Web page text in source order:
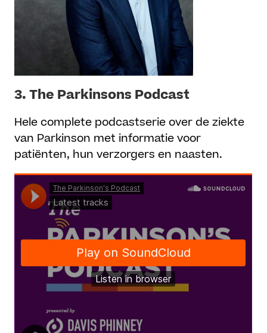
3. The Parkinsons Podcast
Hele complete podcastserie over de ziekte
van Parkinson met informatie voor
patiënten, hun verzorgers en naasten.